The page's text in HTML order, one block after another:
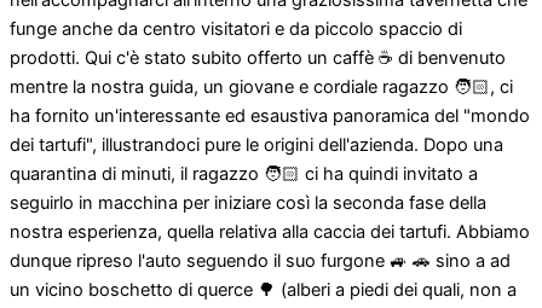
funge anche da centro visitatori e da piccolo spaccio di
prodotti. Qui c'è stato subito offerto un caffè ☕️ di benvenuto
mentre la nostra guida, un giovane e cordiale ragazzo 🧑🏻, ci
ha fornito un'interessante ed esaustiva panoramica del "mondo
dei tartufi", illustrandoci pure le origini dell'azienda. Dopo una
quarantina di minuti, il ragazzo 🧑🏻 ci ha quindi invitato a
seguirlo in macchina per iniziare così la seconda fase della
nostra esperienza, quella relativa alla caccia dei tartufi. Abbiamo
dunque ripreso l'auto seguendo il suo furgone 🚙 🚗 sino a ad
un vicino boschetto di querce 🌳 (alberi a piedi dei quali, non a